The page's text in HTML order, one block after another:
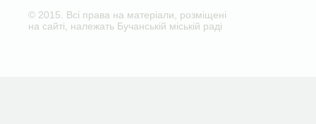
© 2015. Всі права на матеріали, розміщені
на сайті, належать Бучанській міській раді